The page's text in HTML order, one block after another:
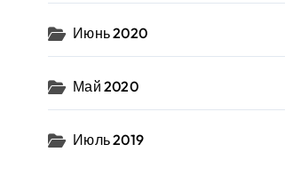
Июнь 2020
Май 2020
Июль 2019